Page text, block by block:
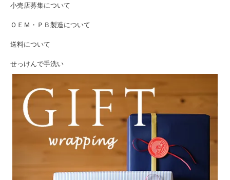
小売店募集について
ＯＥＭ・ＰＢ製造について
送料について
せっけんで手洗い